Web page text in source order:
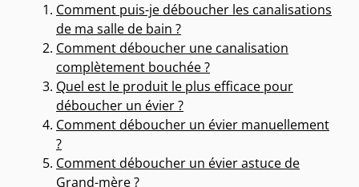
Comment puis-je déboucher les canalisations
de ma salle de bain ?
Comment déboucher une canalisation
complètement bouchée ?
Quel est le produit le plus efficace pour
déboucher un évier ?
Comment déboucher un évier manuellement
?
Comment déboucher un évier astuce de
Grand-mère ?